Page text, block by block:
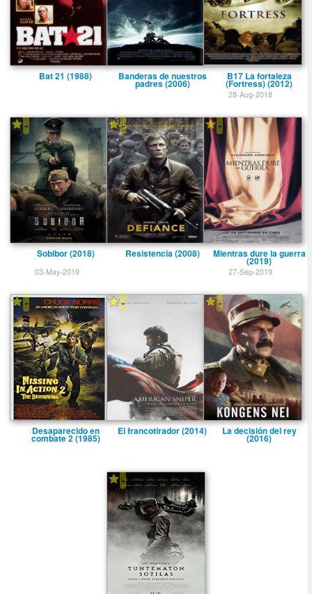
Bat 21 (1988) Banderas de nuestros
padres (2006)
B17 La fortaleza
(Fortress) (2012)
28-Aug-2018
-
Sobibor (2018)
03-May-2019
-
Resistencia (2008)
-
Mientras dure la guerra
(2019)
27-Sep-2019
-
Desaparecido en
combate 2 (1985)
-
El francotirador (2014)
-
La decisión del rey
(2016)
-